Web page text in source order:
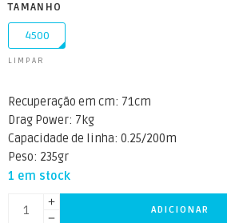
TAMANHO
4500
LIMPAR
Recuperação em cm: 71cm
Drag Power: 7kg
Capacidade de linha: 0.25/200m
Peso: 235gr
1 em stock
ADICIONAR